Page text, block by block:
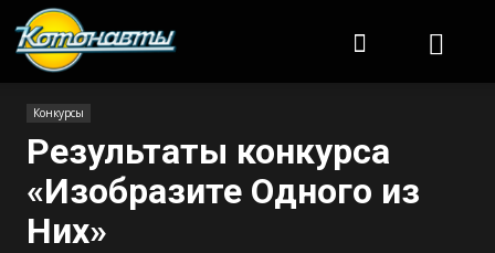
Конкурсы
Результаты конкурса
«Изобразите Одного из
Них»